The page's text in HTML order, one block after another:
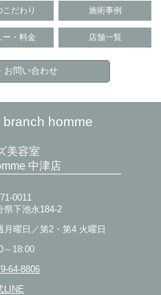
こだわり 施術事例
ー・料金 店舗一覧
お問い合わせ
branch homme
美容室
中津店
0011
県下池永184-2
月曜日／第2・第4 火曜日
～18:00
64-8806
LINE